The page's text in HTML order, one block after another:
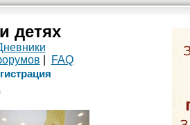
детях
FAQ